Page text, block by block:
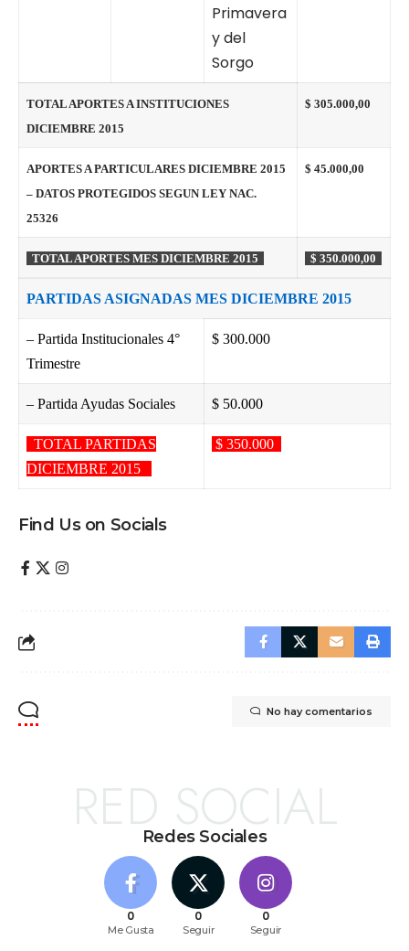
Primavera
y del
Sorgo
TOTAL APORTES A INSTITUCIONES
DICIEMBRE 2015
$ 305.000,00
APORTES A PARTICULARES DICIEMBRE 2015
– DATOS PROTEGIDOS SEGUN LEY NAC.
25326
$ 45.000,00
TOTAL APORTES MES DICIEMBRE 2015 $ 350.000,00
PARTIDAS ASIGNADAS MES DICIEMBRE 2015
– Partida Institucionales 4°
Trimestre
$ 300.000
– Partida Ayudas Sociales $ 50.000
TOTAL PARTIDAS
DICIEMBRE 2015
$ 350.000
Find Us on Socials
No hay comentarios
Redes Sociales
RED SOCIAL
0
Me Gusta
0
Seguir
0
Seguir